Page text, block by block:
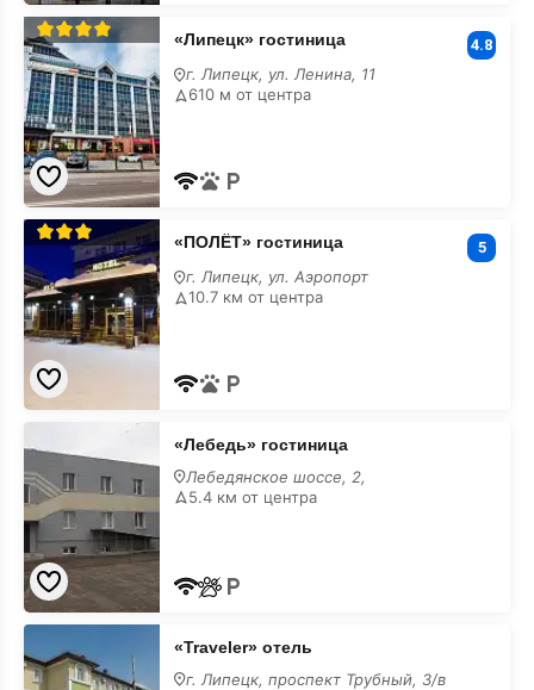
«Липецк»
гостиница
«Липецк» гостиница 4.8
г. Липецк, ул. Ленина, 11
610 м от центра
«ПОЛЁТ»
гостиница
«ПОЛЁТ» гостиница 5
г. Липецк, ул. Аэропорт
10.7 км от центра
гостиница
«Лебедь» гостиница
Лебедянское шоссе, 2,
5.4 км от центра
«Traveler»
отель
«Traveler» отель
г. Липецк, проспект Трубный, 3/в